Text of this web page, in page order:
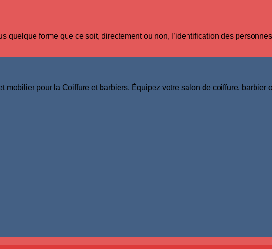
quelque forme que ce soit, directement ou non, l’identification des
pour la Coiffure et barbiers, Équipez votre salon de coiffure, barbier